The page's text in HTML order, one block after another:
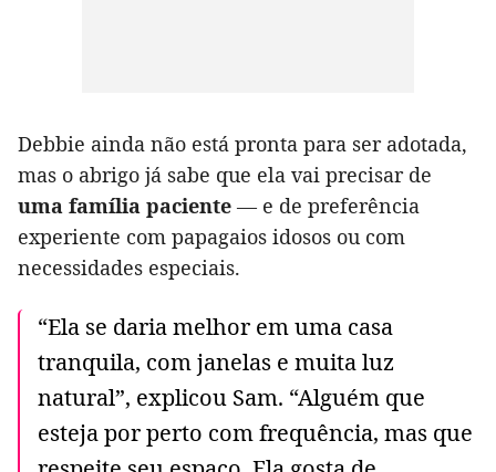
Debbie ainda não está pronta para ser adotada,
mas o abrigo já sabe que ela vai precisar de
uma família paciente — e de preferência
experiente com papagaios idosos ou com
necessidades especiais.
“Ela se daria melhor em uma casa
tranquila, com janelas e muita luz
natural”, explicou Sam. “Alguém que
esteja por perto com frequência, mas que